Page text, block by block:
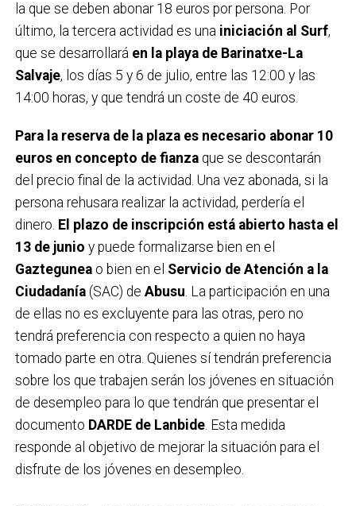
la que se deben abonar 18 euros por persona. Por
último, la tercera actividad es una iniciación al Surf,
que se desarrollará en la playa de Barinatxe-La
Salvaje, los días 5 y 6 de julio, entre las 12:00 y las
14:00 horas, y que tendrá un coste de 40 euros.
Para la reserva de la plaza es necesario abonar 10
euros en concepto de fianzaque se descontarán
del precio final de la actividad. Una vez abonada, si la
persona rehusara realizar la actividad, perdería el
dinero. El plazo de inscripción está abierto hasta el
13 de junio y puede formalizarse bien en el
Gazteguneao bien en el Servicio de Atención a la
Ciudadanía(SAC) de Abusu. La participación en una
de ellas no es excluyente para las otras, pero no
tendrá preferencia con respecto a quien no haya
tomado parte en otra. Quienes sí tendrán preferencia
sobre los que trabajen serán los jóvenes en situación
de desempleo para lo que tendrán que presentar el
documento DARDE de Lanbide. Esta medida
responde al objetivo de mejorar la situación para el
disfrute de los jóvenes en desempleo.